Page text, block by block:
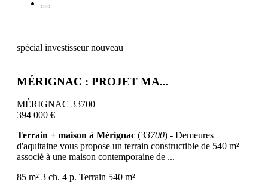
spécial investisseur nouveau
MÉRIGNAC : PROJET MA...
MÉRIGNAC 33700
394 000 €
Terrain + maison à Mérignac (33700) - Demeures
d'aquitaine vous propose un terrain constructible de 540 m²
associé à une maison contemporaine de ...
85 m² 3 ch. 4 p. Terrain 540 m²